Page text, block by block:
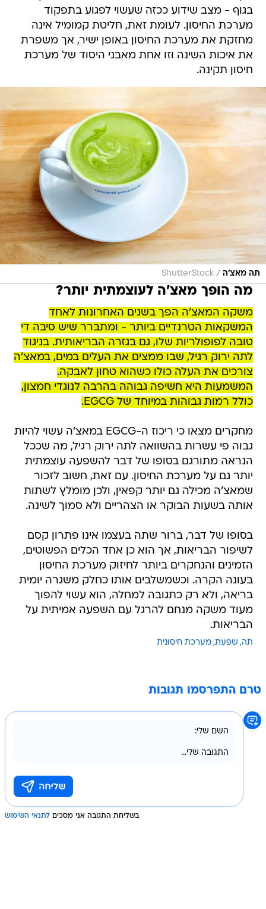
בגוף - מצב שידוע ככזה שעשוי לפגוע בתפקוד
מערכת החיסון. לעומת זאת, חליטת קמומיל אינה
מחזקת את מערכת החיסון באופן ישיר, אך משפרת
את איכות השינה וזו אחת מאבני היסוד של מערכת
חיסון תקינה.
תה מאצ'ה /
ShutterStock
מה הופך מאצ'ה לעוצמתית יותר?
משקה המאצ'ה הפך בשנים האחרונות לאחד
המשקאות הטרנדיים ביותר - ומתברר שיש סיבה די
טובה לפופולריות שלו, גם בגזרה הבריאותית. בניגוד
לתה ירוק רגיל, שבו ממצים את העלים במים, במאצ'ה
צורכים את העלה כולו כשהוא טחון לאבקה.
המשמעות היא חשיפה גבוהה בהרבה לנוגדי חמצון,
כולל רמות גבוהות במיוחד של EGCG.
מחקרים מצאו כי ריכוז ה-EGCG במאצ'ה עשוי להיות
גבוה פי עשרות בהשוואה לתה ירוק רגיל, מה שככל
הנראה מתורגם בסופו של דבר להשפעה עוצמתית
יותר גם על מערכת החיסון. עם זאת, חשוב לזכור
שמאצ'ה מכילה גם יותר קפאין, ולכן מומלץ לשתות
אותה בשעות הבוקר או הצהריים ולא סמוך לשינה.
בסופו של דבר, ברור שתה בעצמו אינו פתרון קסם
לשיפור הבריאות, אך הוא כן אחד הכלים הפשוטים,
הזמינים והנחקרים ביותר לחיזוק מערכת החיסון
בעונה הקרה. וכשמשלבים אותו כחלק משגרה יומית
בריאה, ולא רק כתגובה למחלה, הוא עשוי להפוך
מעוד משקה מנחם להרגל עם השפעה אמיתית על
הבריאות.
תה שפעת מערכת חיסונית
טרם התפרסמו תגובות
בשליחת התגובה אני מסכים לתנאי השימוש